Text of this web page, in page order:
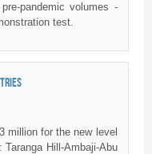
pandemic volumes -
test.
million for the new level
Hill-Ambaji-Abu